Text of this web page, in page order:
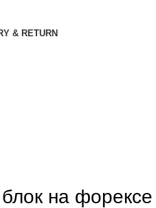
& RETURN
на форексе